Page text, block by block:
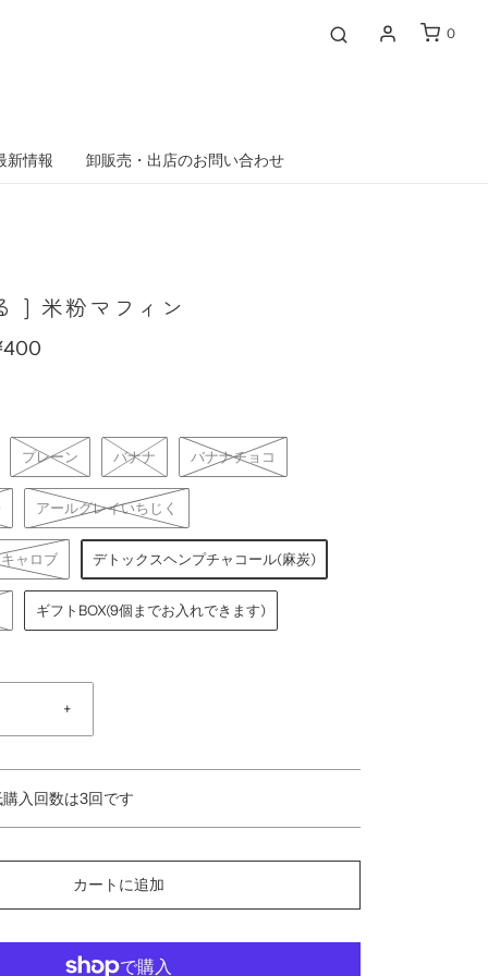
0
新情報 卸販売・出店のお問い合わせ
] 米粉マフィン
プレーン バナナ バナナチョコ
アールグレイいちじく
ャロブ デトックスヘンプチャコール(麻炭)
ギフトBOX(9個までお入れできます)
+
入回数は3回です
カートに追加